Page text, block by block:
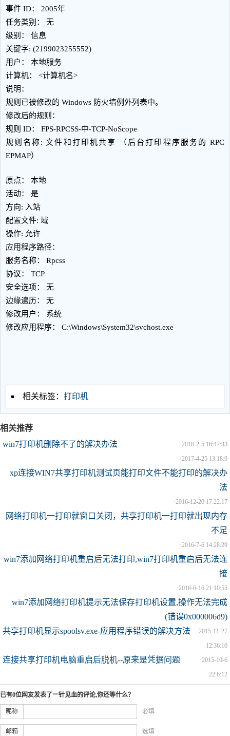
事件 ID： 2005年
任务类别： 无
级别： 信息
关键字: (2199023255552)
用户： 本地服务
计算机： <计算机名>
说明：
规则已被修改的 Windows 防火墙例外列表中。
修改后的规则：
规则 ID： FPS-RPCSS-中-TCP-NoScope
规则名称: 文件和打印机共享 （后台打印程序服务的 RPC
EPMAP）
原点： 本地
活动： 是
方向: 入站
配置文件: 域
操作: 允许
应用程序路径：
服务名称： Rpcss
协议： TCP
安全选项： 无
边缘遍历： 无
修改用户： 系统
修改应用程序： C:\Windows\System32\svchost.exe
相关标签： 打印机
相关推荐
·
win7打印机删除不了的解决办法
2018-2-5 16:47:33
·
xp连接WIN7共享打印机测试页能打印文件不能打印的解决办
法
2017-4-25 13:18:9
·
网络打印机一打印就窗口关闭，共享打印机一打印就出现内存
不足
2016-12-20 17:22:17
·
win7添加网络打印机重启后无法打印,win7打印机重启后无法连
接
2016-7-6 14:28:29
·
win7添加网络打印机提示无法保存打印机设置,操作无法完成
(错误0x000006d9)
2016-6-16 21:10:55
·
共享打印机显示spoolsv.exe-应用程序错误的解决方法
2015-11-27
12:36:10
·
连接共享打印机电脑重启后脱机--原来是凭据问题
2015-10-6
22:6:12
已有0位网友发表了一针见血的评论,你还等什么？
昵称 必填
邮箱 选填